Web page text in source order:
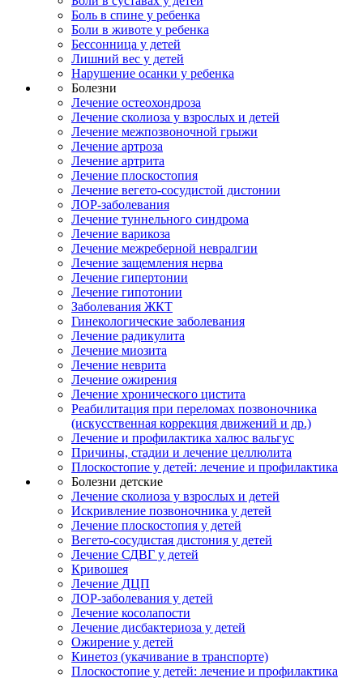
Боль в спине у ребенка
Боли в животе у ребенка
Бессонница у детей
Лишний вес у детей
Нарушение осанки у ребенка
Болезни
Лечение остеохондроза
Лечение сколиоза у взрослых и детей
Лечение межпозвоночной грыжи
Лечение артроза
Лечение артрита
Лечение плоскостопия
Лечение вегето-сосудистой дистонии
ЛОР-заболевания
Лечение туннельного синдрома
Лечение варикоза
Лечение межреберной невралгии
Лечение защемления нерва
Лечение гипертонии
Лечение гипотонии
Заболевания ЖКТ
Гинекологические заболевания
Лечение радикулита
Лечение миозита
Лечение неврита
Лечение ожирения
Лечение хронического цистита
Реабилитация при переломах позвоночника
(искусственная коррекция движений и др.)
Лечение и профилактика халюс вальгус
Причины, стадии и лечение целлюлита
Плоскостопие у детей: лечение и профилактика
Болезни детские
Лечение сколиоза у взрослых и детей
Искривление позвоночника у детей
Лечение плоскостопия у детей
Вегето-сосудистая дистония у детей
Лечение СДВГ у детей
Кривошея
Лечение ДЦП
ЛОР-заболевания у детей
Лечение косолапости
Лечение дисбактериоза у детей
Ожирение у детей
Кинетоз (укачивание в транспорте)
Плоскостопие у детей: лечение и профилактика